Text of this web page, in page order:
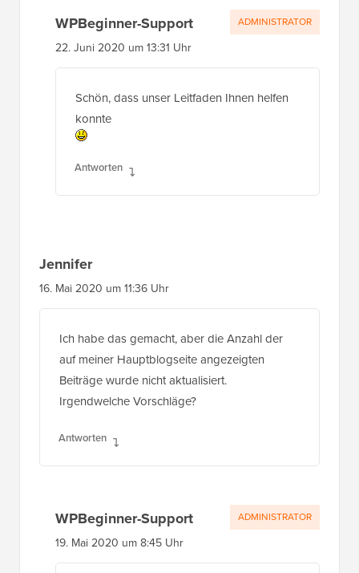
WPBeginner-Support
22. Juni 2020 um 13:31 Uhr
Schön, dass unser Leitfaden Ihnen helfen
konnte
Antworten
ADMINISTRATOR
Jennifer
16. Mai 2020 um 11:36 Uhr
Ich habe das gemacht, aber die Anzahl der
auf meiner Hauptblogseite angezeigten
Beiträge wurde nicht aktualisiert.
Irgendwelche Vorschläge?
Antworten
WPBeginner-Support
19. Mai 2020 um 8:45 Uhr
ADMINISTRATOR